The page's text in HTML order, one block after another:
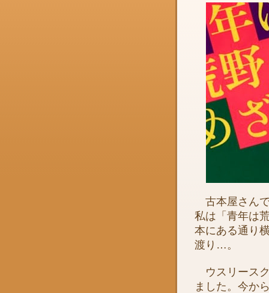
古本屋さん
私は「青年は
本にある通り
渡り…。
ウスリース
ました。今か